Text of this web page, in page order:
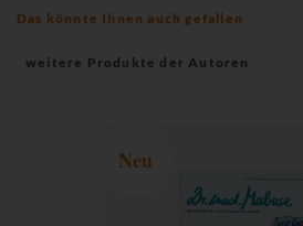
Das könnte Ihnen auch gefallen
weitere Produkte der Autoren
Neu